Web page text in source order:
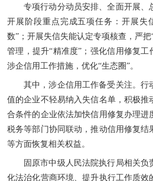
专项行动分动员安排、全面开展、
开展阶段重点完成五项任务：开展失
数”；开展失信失能认定专项核查，严
管理，提升“精准度”；强化信用修复工
涉企信用工作措施，优化“生态圈”。
其中，涉企信用工作备受关注。行
值的企业不轻易纳入失信名单，积极推
合条件的企业依法加快信用修复办理进
税务等部门协同联动，推动信用修复结
等方面恢复相关权益。
固原市中级人民法院执行局相关
化法治化营商环境、提升执行工作质效